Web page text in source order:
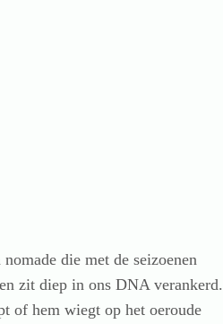
die met de seizoenen
zit diep in ons DNA verankerd.
of hem wiegt op het oeroude